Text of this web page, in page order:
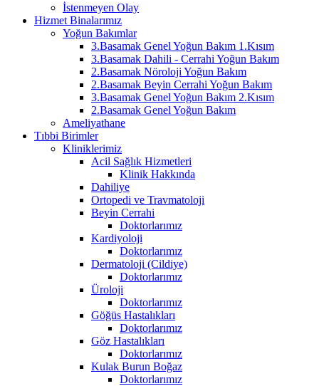
İstenmeyen Olay
Hizmet Binalarımız
Yoğun Bakımlar
3.Basamak Genel Yoğun Bakım 1.Kısım
3.Basamak Dahili - Cerrahi Yoğun Bakım
2.Basamak Nöroloji Yoğun Bakım
2.Basamak Beyin Cerrahi Yoğun Bakım
3.Basamak Genel Yoğun Bakım 2.Kısım
2.Basamak Genel Yoğun Bakım
Ameliyathane
Tıbbi Birimler
Kliniklerimiz
Acil Sağlık Hizmetleri
Klinik Hakkında
Dahiliye
Ortopedi ve Travmatoloji
Beyin Cerrahi
Doktorlarımız
Kardiyoloji
Doktorlarımız
Dermatoloji (Cildiye)
Doktorlarımız
Üroloji
Doktorlarımız
Göğüs Hastalıkları
Doktorlarımız
Göz Hastalıkları
Doktorlarımız
Kulak Burun Boğaz
Doktorlarımız